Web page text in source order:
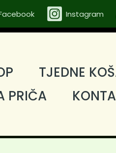
Instagram
TJEDNE
PRIČA